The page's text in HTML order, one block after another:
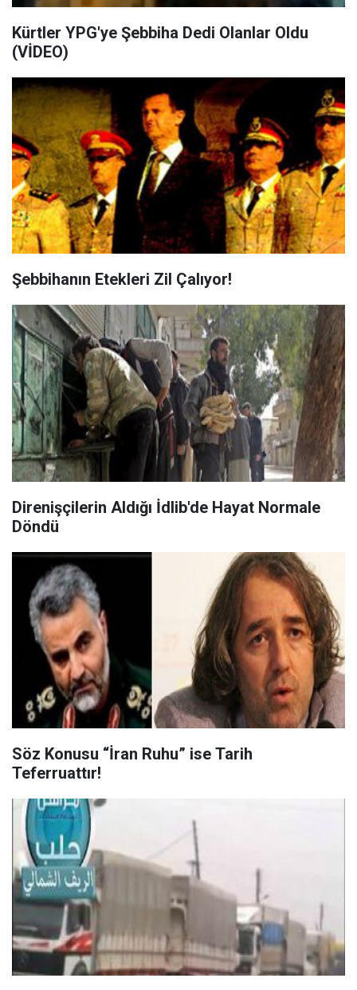
Kürtler YPG'ye Şebbiha Dedi Olanlar Oldu
(VİDEO)
Şebbihanın Etekleri Zil Çalıyor!
Direnişçilerin Aldığı İdlib'de Hayat Normale
Döndü
Söz Konusu “İran Ruhu” ise Tarih
Teferruattır!